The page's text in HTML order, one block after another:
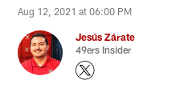
Aug 12, 2021 at 06:00 PM
Jesús Zárate
49ers Insider